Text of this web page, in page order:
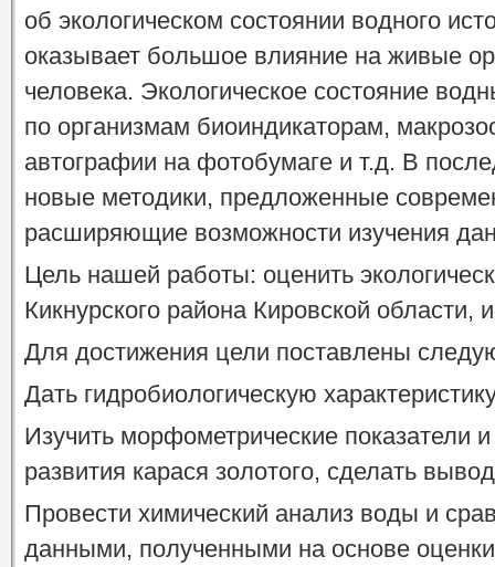
об экологическом состоянии водного
оказывает большое влияние на живые
человека. Экологическое состояние
по организмам биоиндикаторам,
автографии на фотобумаге и т.д. В
новые методики, предложенные
расширяющие возможности изучения
Цель нашей работы: оценить
Кикнурского района Кировской
Для достижения цели поставлены
Дать гидробиологическую
Изучить морфометрические показатели
развития карася золотого, сделать
Провести химический анализ воды и
данными, полученными на основе